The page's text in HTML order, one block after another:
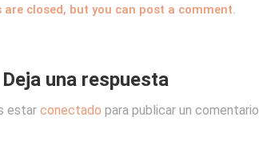
are closed, but you can post a comment.
Deja una respuesta
estar conectado para publicar un comentario.